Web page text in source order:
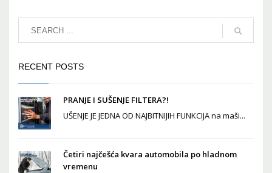
RECENT POSTS
PRANJE I SUŠENJE FILTERA?!
UŠENJE JE JEDNA OD NAJBITNIJIH FUNKCIJA na maši...
Četiri najčešća kvara automobila po hladnom
vremenu